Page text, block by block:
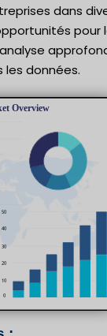
dans
pour
données.